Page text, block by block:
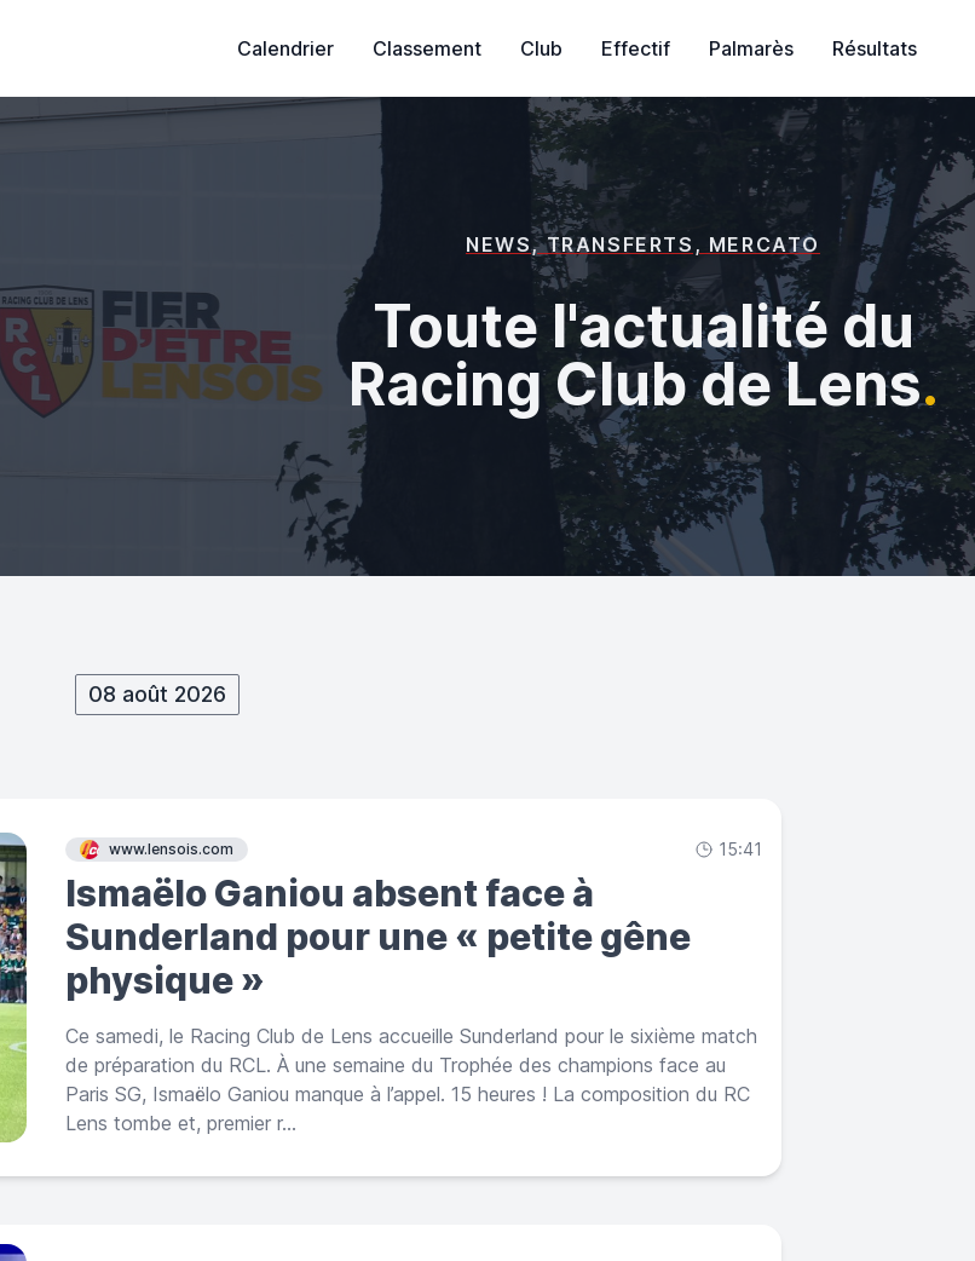
Calendrier Classement Club Effectif Palmarès Résultats
NEWS, TRANSFERTS, MERCATO
Toute l'actualité du
Racing Club de Lens.
08 août 2026
www.lensois.com 15:41
Ismaëlo Ganiou absent face à
Sunderland pour une « petite gêne
physique »
Ce samedi, le Racing Club de Lens accueille Sunderland pour le sixième match
de préparation du RCL. À une semaine du Trophée des champions face au
Paris SG, Ismaëlo Ganiou manque à l’appel. 15 heures ! La composition du RC
Lens tombe et, premier r...